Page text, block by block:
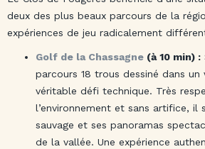
deux des plus beaux parcours de la
expériences de jeu radicalement
Golf de la Chassagne (à 10 min) :
parcours 18 trous dessiné dans
véritable défi technique. Très
l’environnement et sans artifice, il
sauvage et ses panoramas
de la vallée. Une expérience